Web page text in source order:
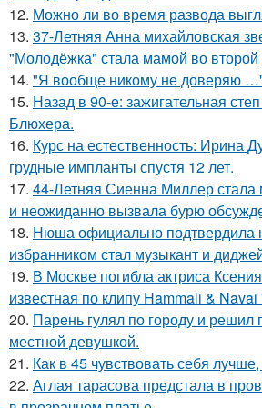
12. Можно ли во время развода
13. 37-Летняя Анна михайловская
"Молодёжка" стала мамой во второй
14. "Я вообще никому не доверяю
15. Назад в 90-е: зажигательная
Блюхера.
16. Курс на естественность: Ирина
грудные импланты спустя 12 лет.
17. 44-Летняя Сиенна Миллер стала
и неожиданно вызвала бурю
18. Нюша официально подтвердила
избранником стал музыкант и
19. В Москве погибла актриса
известная по клипу Hammali &
20. Парень гулял по городу и решил
местной девушкой.
21. Как в 45 чувствовать себя
22. Аглая тарасова предстала в